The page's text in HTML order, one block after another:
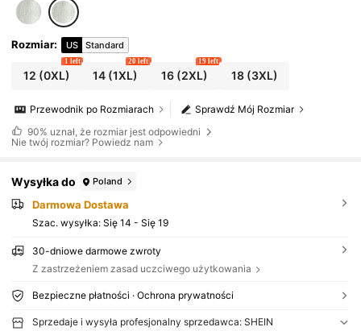
Rozmiar: US Standard
12 (0XL)
1 left
14 (1XL)
20 left
16(2XL)
19 left
18(3XL)
Sprawdź Mój Rozmiar
Przewodnik po Rozmiarach
90% uznał, że rozmiar jest odpowiedni
Nie twój rozmiar? Powiedz nam
Wysyłka do Poland
Darmowa Dostawa
Szac. wysyłka: Się 14 - Się 19
30-dniowe darmowe zwroty
Z zastrzeżeniem zasad uczciwego użytkowania
Bezpieczne płatności · Ochrona prywatności
Sprzedaje i wysyła profesjonalny sprzedawca: SHEIN